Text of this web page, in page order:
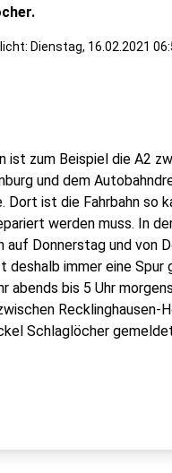
Dienstag, 16.02.2021
ist zum Beispiel die A2
und dem
Dort ist die Fahrbahn so
werden muss. In
Donnerstag und von
deshalb immer eine Spur
abends bis 5 Uhr
Recklinghausen-
Schlaglöcher